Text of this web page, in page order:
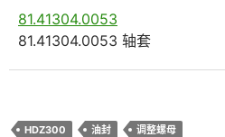
81.41304.0053
81.41304.0053 轴套
HDZ300 油封 调整螺母